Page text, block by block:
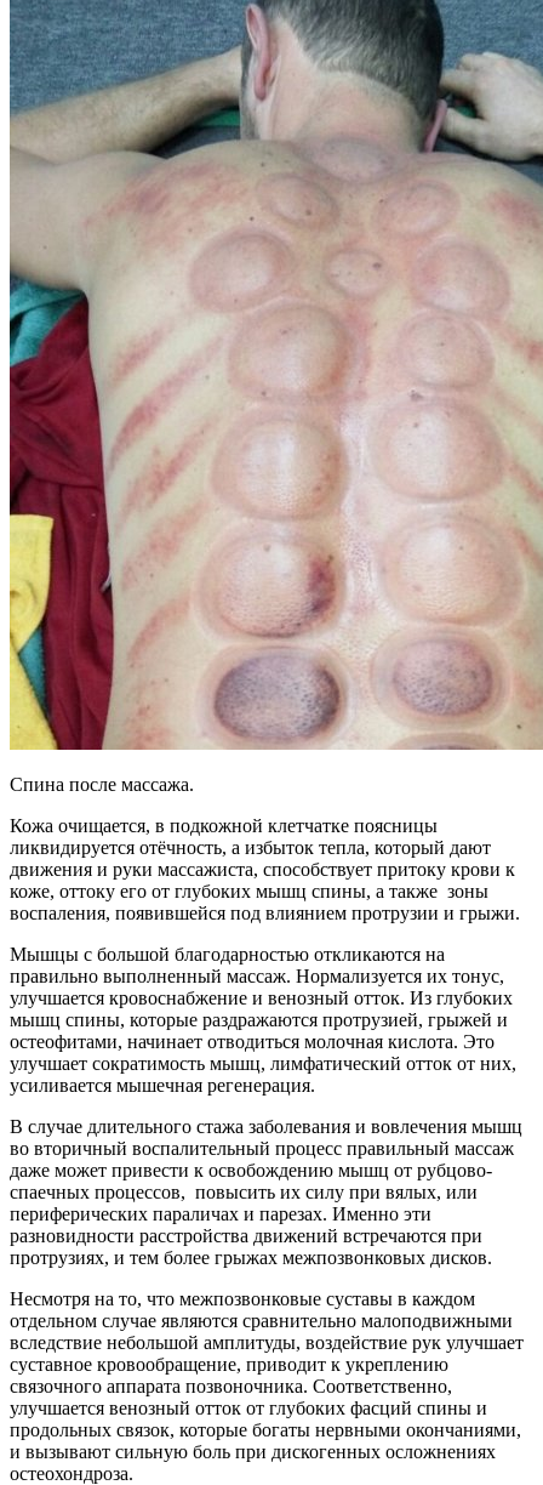
Спина после массажа.
Кожа очищается, в подкожной клетчатке поясницы
ликвидируется отёчность, а избыток тепла, который дают
движения и руки массажиста, способствует притоку крови к
коже, оттоку его от глубоких мышц спины, а также зоны
воспаления, появившейся под влиянием протрузии и грыжи.
Мышцы с большой благодарностью откликаются на
правильно выполненный массаж. Нормализуется их тонус,
улучшается кровоснабжение и венозный отток. Из глубоких
мышц спины, которые раздражаются протрузией, грыжей и
остеофитами, начинает отводиться молочная кислота. Это
улучшает сократимость мышц, лимфатический отток от них,
усиливается мышечная регенерация.
В случае длительного стажа заболевания и вовлечения мышц
во вторичный воспалительный процесс правильный массаж
даже может привести к освобождению мышц от рубцово-
спаечных процессов, повысить их силу при вялых, или
периферических параличах и парезах. Именно эти
разновидности расстройства движений встречаются при
протрузиях, и тем более грыжах межпозвонковых дисков.
Несмотря на то, что межпозвонковые суставы в каждом
отдельном случае являются сравнительно малоподвижными
вследствие небольшой амплитуды, воздействие рук улучшает
суставное кровообращение, приводит к укреплению
связочного аппарата позвоночника. Соответственно,
улучшается венозный отток от глубоких фасций спины и
продольных связок, которые богаты нервными окончаниями,
и вызывают сильную боль при дискогенных осложнениях
остеохондроза.